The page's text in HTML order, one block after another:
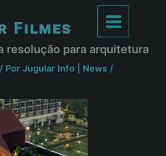
Main
Menu
resolução para arquitetura
/ Por Jugular Info | News /